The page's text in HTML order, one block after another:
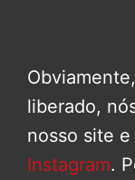
liberado,
nosso site
Instagram.